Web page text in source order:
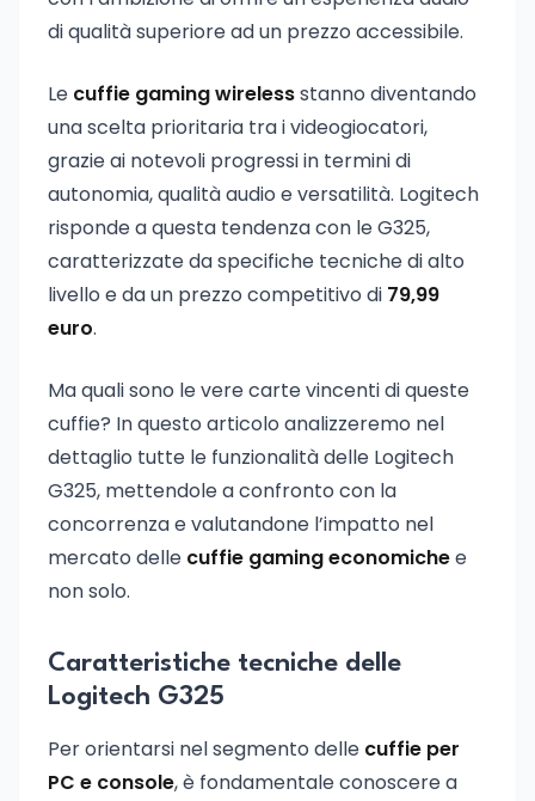
di qualità superiore ad un prezzo accessibile.
Le cuffie gaming wirelessstanno diventando
una scelta prioritaria tra i videogiocatori,
grazie ai notevoli progressi in termini di
autonomia, qualità audio e versatilità. Logitech
risponde a questa tendenza con le G325,
caratterizzate da specifiche tecniche di alto
livello e da un prezzo competitivo di 79,99
euro.
Ma quali sono le vere carte vincenti di queste
cuffie? In questo articolo analizzeremo nel
dettaglio tutte le funzionalità delle Logitech
G325, mettendole a confronto con la
concorrenza e valutandone l’impatto nel
mercato delle cuffie gaming economichee
non solo.
Caratteristiche tecniche delle
Logitech G325
Per orientarsi nel segmento delle cuffie per
PC e console, è fondamentale conoscere a